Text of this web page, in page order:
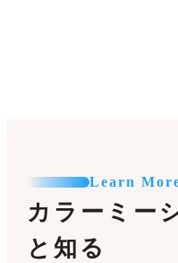
Learn
カラーミー
と知る